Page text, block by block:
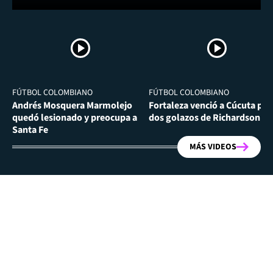
FÚTBOL COLOMBIANO
Andrés Mosquera Marmolejo
quedó lesionado y preocupa a
Santa Fe
FÚTBOL COLOMBIANO
Fortaleza venció a Cúcuta por
dos golazos de Richardson
MÁS VIDEOS